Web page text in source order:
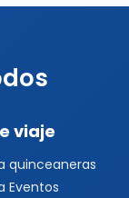
viaje
quinceaneras
Eventos